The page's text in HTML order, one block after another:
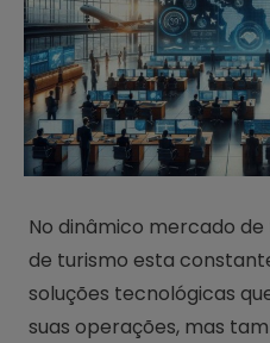
No dinâmico mercado
de turismo esta
soluções tecnológicas
suas operações, mas